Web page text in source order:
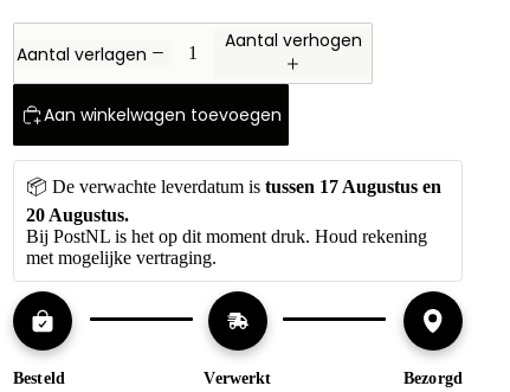
Aantal verlagen
Aantal verhogen
Aan winkelwagen toevoegen
📦 De verwachte leverdatum is tussen 17 Augustus en
20 Augustus.
Bij PostNL is het op dit moment druk. Houd rekening
met mogelijke vertraging.
Besteld
Verwerkt
Bezorgd